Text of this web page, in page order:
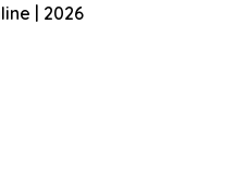
| 2026